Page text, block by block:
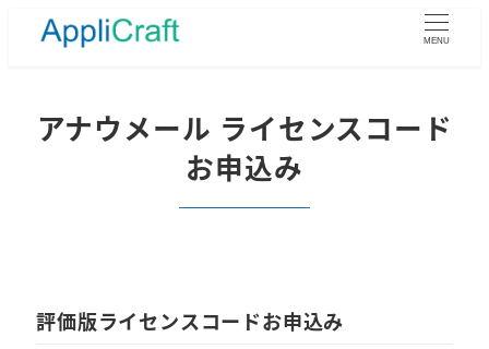
MENU
アナウメール ライセンスコード
お申込み
評価版ライセンスコードお申込み